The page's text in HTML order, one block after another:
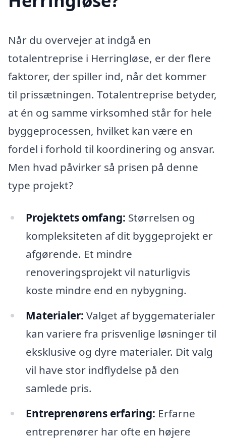
Når du overvejer at indgå en
totalentreprise i Herringløse, er der flere
faktorer, der spiller ind, når det kommer
til prissætningen. Totalentreprise betyder,
at én og samme virksomhed står for hele
byggeprocessen, hvilket kan være en
fordel i forhold til koordinering og ansvar.
Men hvad påvirker så prisen på denne
type projekt?
Projektets omfang: Størrelsen og
kompleksiteten af dit byggeprojekt er
afgørende. Et mindre
renoveringsprojekt vil naturligvis
koste mindre end en nybygning.
Materialer: Valget af byggematerialer
kan variere fra prisvenlige løsninger til
eksklusive og dyre materialer. Dit valg
vil have stor indflydelse på den
samlede pris.
Entreprenørens erfaring: Erfarne
entreprenører har ofte en højere